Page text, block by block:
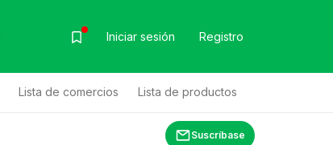
Iniciar sesión Registro
Lista de comercios Lista de productos
Suscríbase